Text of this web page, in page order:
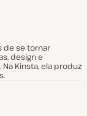
de se tornar
design e
Kinsta, ela produz